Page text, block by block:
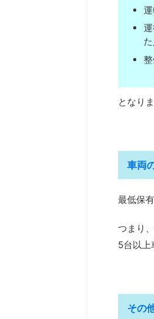
となりま
車両
最低保
つまり
5台以上
その